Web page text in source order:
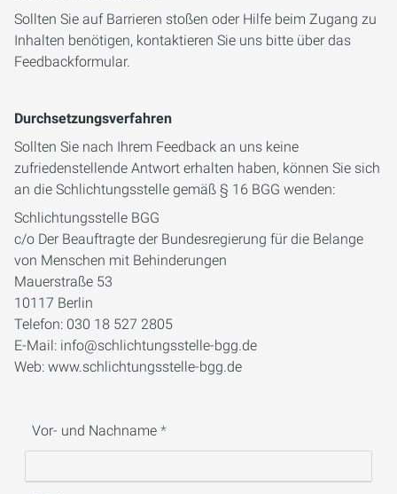
Sollten Sie auf Barrieren stoßen oder Hilfe beim Zugang zu
Inhalten benötigen, kontaktieren Sie uns bitte über das
Feedbackformular.
Durchsetzungsverfahren
Sollten Sie nach Ihrem Feedback an uns keine
zufriedenstellende Antwort erhalten haben, können Sie sich
an die Schlichtungsstelle gemäß § 16 BGG wenden:
Schlichtungsstelle BGG
c/o Der Beauftragte der Bundesregierung für die Belange
von Menschen mit Behinderungen
Mauerstraße 53
10117 Berlin
Telefon: 030 18 527 2805
E-Mail: info@schlichtungsstelle-bgg.de
Web: www.schlichtungsstelle-bgg.de
Vor- und Nachname